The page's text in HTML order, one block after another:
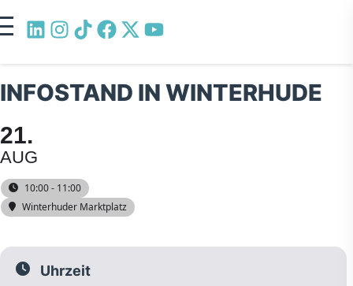
INFOSTAND IN WINTERHUDE
21
AUG
10:00 - 11:00
Winterhuder Marktplatz
Uhrzeit